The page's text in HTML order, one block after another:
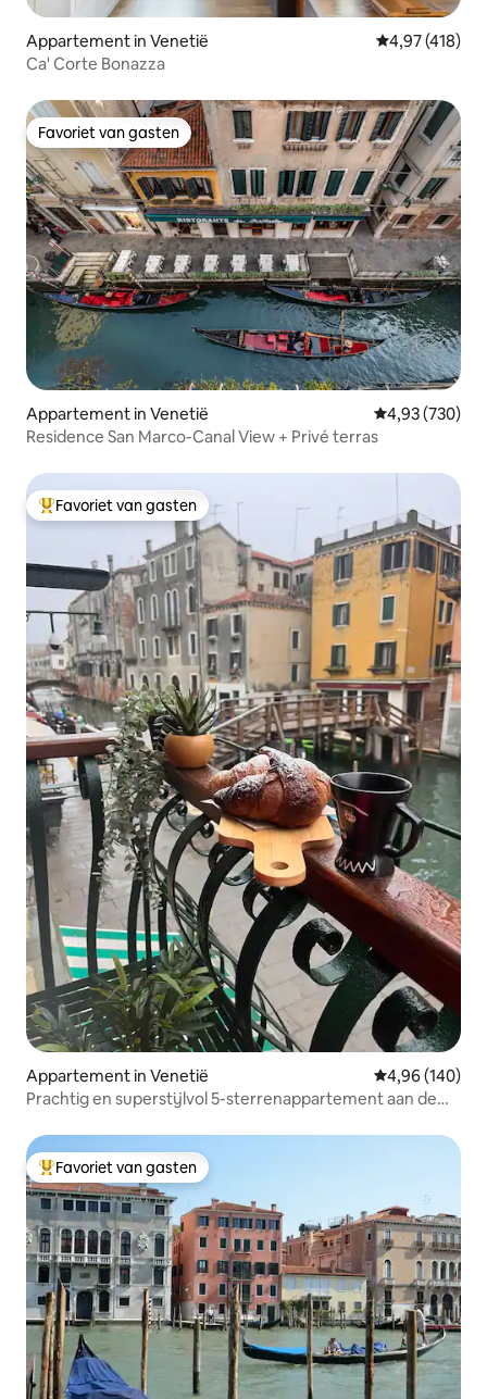
Appartement in Venetië Gemiddelde
4,97 (418)
Ca' Corte Bonazza
Favoriet van gasten
Favoriet van gasten
Appartement in Venetië Gemiddelde
4,93 (730)
Residence San Marco-Canal View + Privé terras
Topfavoriet van gasten
Favoriet van gasten
Appartement in Venetië Gemiddelde
4,96 (140)
Prachtig en superstijlvol 5-sterrenappartement aan de
Topfavoriet van gasten
Favoriet van gasten